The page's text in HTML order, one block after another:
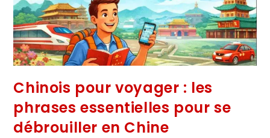
Chinois pour voyager : les
phrases essentielles pour se
débrouiller en Chine